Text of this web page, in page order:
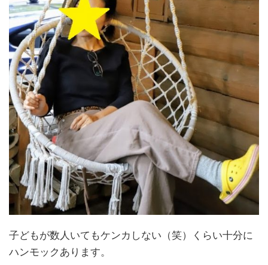
子どもが数人いてもケンカしない（笑）くらい十分に
ハンモックあります。